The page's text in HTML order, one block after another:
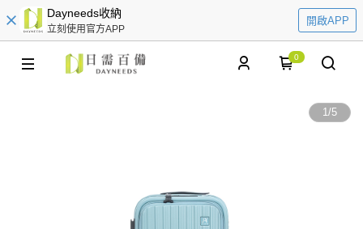
Dayneeds收納
立刻使用官方APP
開啟APP
0
1/5